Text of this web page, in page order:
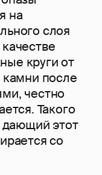
на
слоя
круги от
камни после
честно
Такого
дающий этот
со